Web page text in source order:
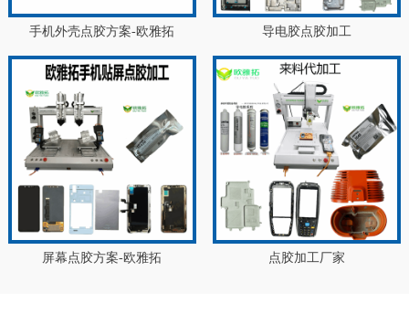
手机外壳点胶方案-欧雅拓 导电胶点胶加工
屏幕点胶方案-欧雅拓 点胶加工厂家